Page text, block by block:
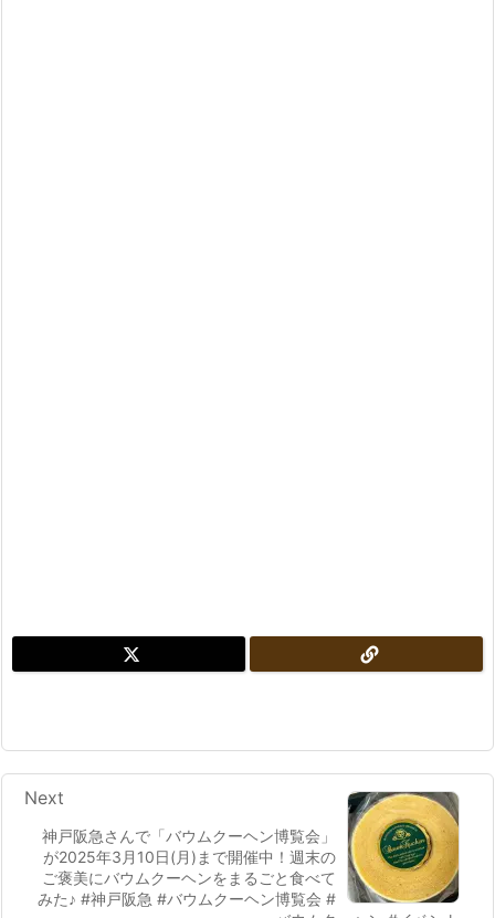
神戸阪急さんで「バウムクーヘン博覧会」
が2025年3月10日(月)まで開催中！週末の
ご褒美にバウムクーヘンをまるごと食べて
みた♪ #神戸阪急 #バウムクーヘン博覧会 #
Next